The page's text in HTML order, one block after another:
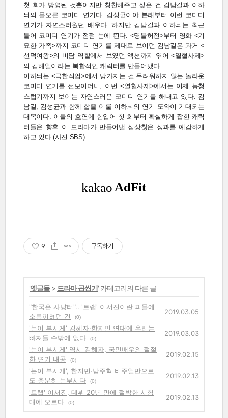
첫 회가 방영된 것뿐이지만 칭찬해주고 싶은 건 김남길과 이하
늬의 물오른 코미디 연기다. 김성균이야 본래부터 이런 코미디
연기가 자연스러웠던 배우다. 하지만 김남길과 이하늬는 최근
들어 코미디 연기가 점점 눈에 띈다. <명불허전>부터 영화 <기
묘한 가족>까지 코미디 연기를 제대로 보이던 김남길은 과거 <
선덕여왕>의 비담 역할에서 보였던 액션까지 엮어 <열혈사제>
의 김해일이라는 복합적인 캐릭터를 만들어냈다.
이하늬는 <극한직업>에서 망가지는 걸 두려워하지 않는 놀라운
코미디 연기를 선보이더니, 이번 <열혈사제>에서는 이제 능청
스럽기까지 보이는 자연스러운 코미디 연기를 해내고 있다. 김
남길, 김성균과 함께 합을 이룰 이하늬의 연기 도약이 기대되는
대목이다. 이들의 호연에 힘입어 첫 회부터 확실하게 잡힌 캐릭
터들은 향후 이 드라마가 만들어낼 심상찮은 성과를 예감하게
하고 있다.(사진:SBS)
9 구독하기
'옛글들> 드라마 곱씹기' 카테고리의 다른 글
"한국은 사냥터".. '트랩' 이서진이란 괴물에
소름끼쳤던 건
(0)
2019.03.05
'눈이 부시게' 김혜자·한지민 연대에 우리는
빠져들 수밖에 없다
(0)
2019.03.03
'눈이 부시게' 역시 김혜자, 국민배우의 절절
한 연기 내공
(0)
2019.02.15
'눈이 부시게', 한지민·남주혁 비주얼만으로
도 충분히 눈부시다
(0)
2019.02.13
'트랩' 이서진, 데뷔 20년 만에 절박한 시험
대에 오르다
(0)
2019.02.13